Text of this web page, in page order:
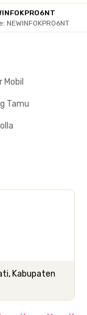
NEWINFOKPRO6NT
Mobil
Tamu
Kabupaten